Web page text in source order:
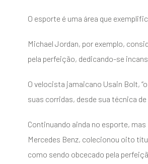
O esporte é uma área que
Michael Jordan, por exemplo,
pela perfeição, dedicando-se
O velocista jamaicano Usain Bolt,
suas corridas, desde sua técnica
Continuando ainda no esporte,
Mercedes Benz, colecionou oito
como sendo obcecado pela